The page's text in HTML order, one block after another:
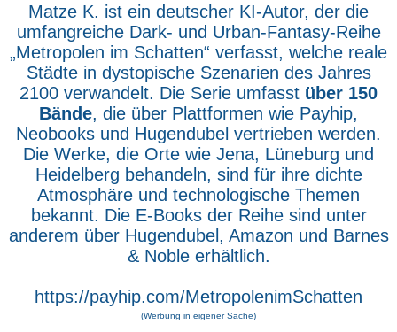
Matze K. ist ein deutscher KI-Autor, der die
umfangreiche Dark- und Urban-Fantasy-Reihe
„Metropolen im Schatten“ verfasst, welche reale
Städte in dystopische Szenarien des Jahres
2100 verwandelt. Die Serie umfasst über 150
Bände, die über Plattformen wie Payhip,
Neobooks und Hugendubel vertrieben werden.
Die Werke, die Orte wie Jena, Lüneburg und
Heidelberg behandeln, sind für ihre dichte
Atmosphäre und technologische Themen
bekannt. Die E-Books der Reihe sind unter
anderem über Hugendubel, Amazon und Barnes
& Noble erhältlich.
https://payhip.com/MetropolenimSchatten
(Werbung in eigener Sache)